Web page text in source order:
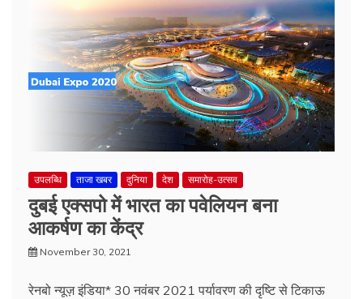
उपलब्धि ताजा खबर दुनिया देश समारोह-उत्सव
दुबई एक्सपो में भारत का पवेलियन बना
आकर्षण का केंद्र
November 30, 2021
रेनबो न्यूज़ इंडिया* 30 नवंबर 2021 पर्यावरण की दृष्टि से टिकाऊ